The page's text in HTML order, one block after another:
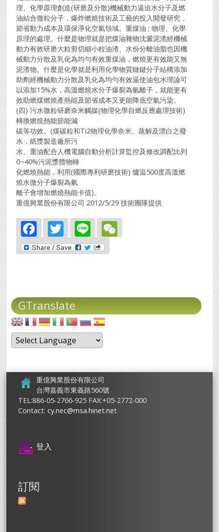
理、化學原理創造(研磨及分散)機械動力逼迫水分子及燃
油結合微粒分子，爆炸燃燒技術及工藝的投入開發研究，
節省動力成本及環保淨化空氣領域。重煤油 ; 物理、化學
原理的處理。什麼是物理就是把煤油雜物沈澱泥渣經機械
動力有效研磨大粒剪切細小粒油渣、水份分離油脂也因機
械動力分散及乳化為均勻有效重煤油，燃燒更有效能又無
泥渣物。什麼是化學就是利用化學物質鏈鍵分子結構添加
助劑經機械動力分散及乳化為均勻有效逼使油包水理論可
以添加15%水，高溫燃燒水分子爆裂為氫離子，就能更有
效助燃煤燃燒產熱能及節省成本又更能降底空氣污染。
(四) 污水微粒研磨奈米觸媒(物理化學自燃反應處理技術)
轉換燃燒熱能節能減
碳等功效。(煤碳粒和Ti2物理化學奈米、蒸解及漂白之廢
水，紙漿製造廠所污
水、重油配合人機電腦自動分析計算監控及修改調配比列
0~40%污泥漿體物轉
化燃燒熱能，利用(國際專利研磨技術) 爐温500度高溫燃
燒水微分子爆裂為氫
離子會增加燃燒熱能卡值)。
重億興業股份有限公司 2012/5/29 技術團隊提供
Facebook
Twitter
Line
GTranslate
重億興業股份有限公司
台灣嘉義市東義路560號
TEL:886-05-2766-925 FAX:+05-2772-000
Contact:cy.nec@msa.hinet.net
登入
訂閱